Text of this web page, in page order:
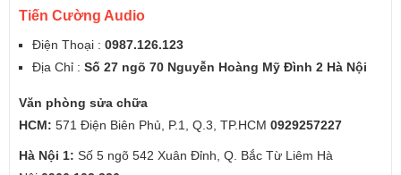
Tiến Cường Audio
Điện Thoại : 0987.126.123
Địa Chỉ : Số 27 ngõ 70 Nguyễn Hoàng Mỹ Đình 2 Hà Nội
Văn phòng sửa chữa
HCM: 571 Điện Biên Phủ, P.1, Q.3, TP.HCM 0929257227
Hà Nội 1: Số 5 ngõ 542 Xuân Đỉnh, Q. Bắc Từ Liêm Hà